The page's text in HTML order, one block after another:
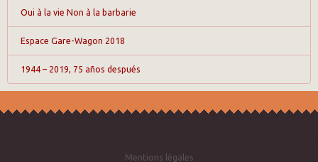
Oui à la vie Non à la barbarie
Espace Gare-Wagon 2018
1944 – 2019, 75 años después
Mentions légales